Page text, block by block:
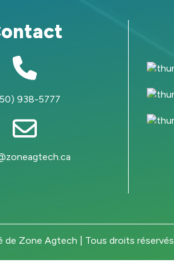
938-5777
Zone Agtech | Tous droits réservés